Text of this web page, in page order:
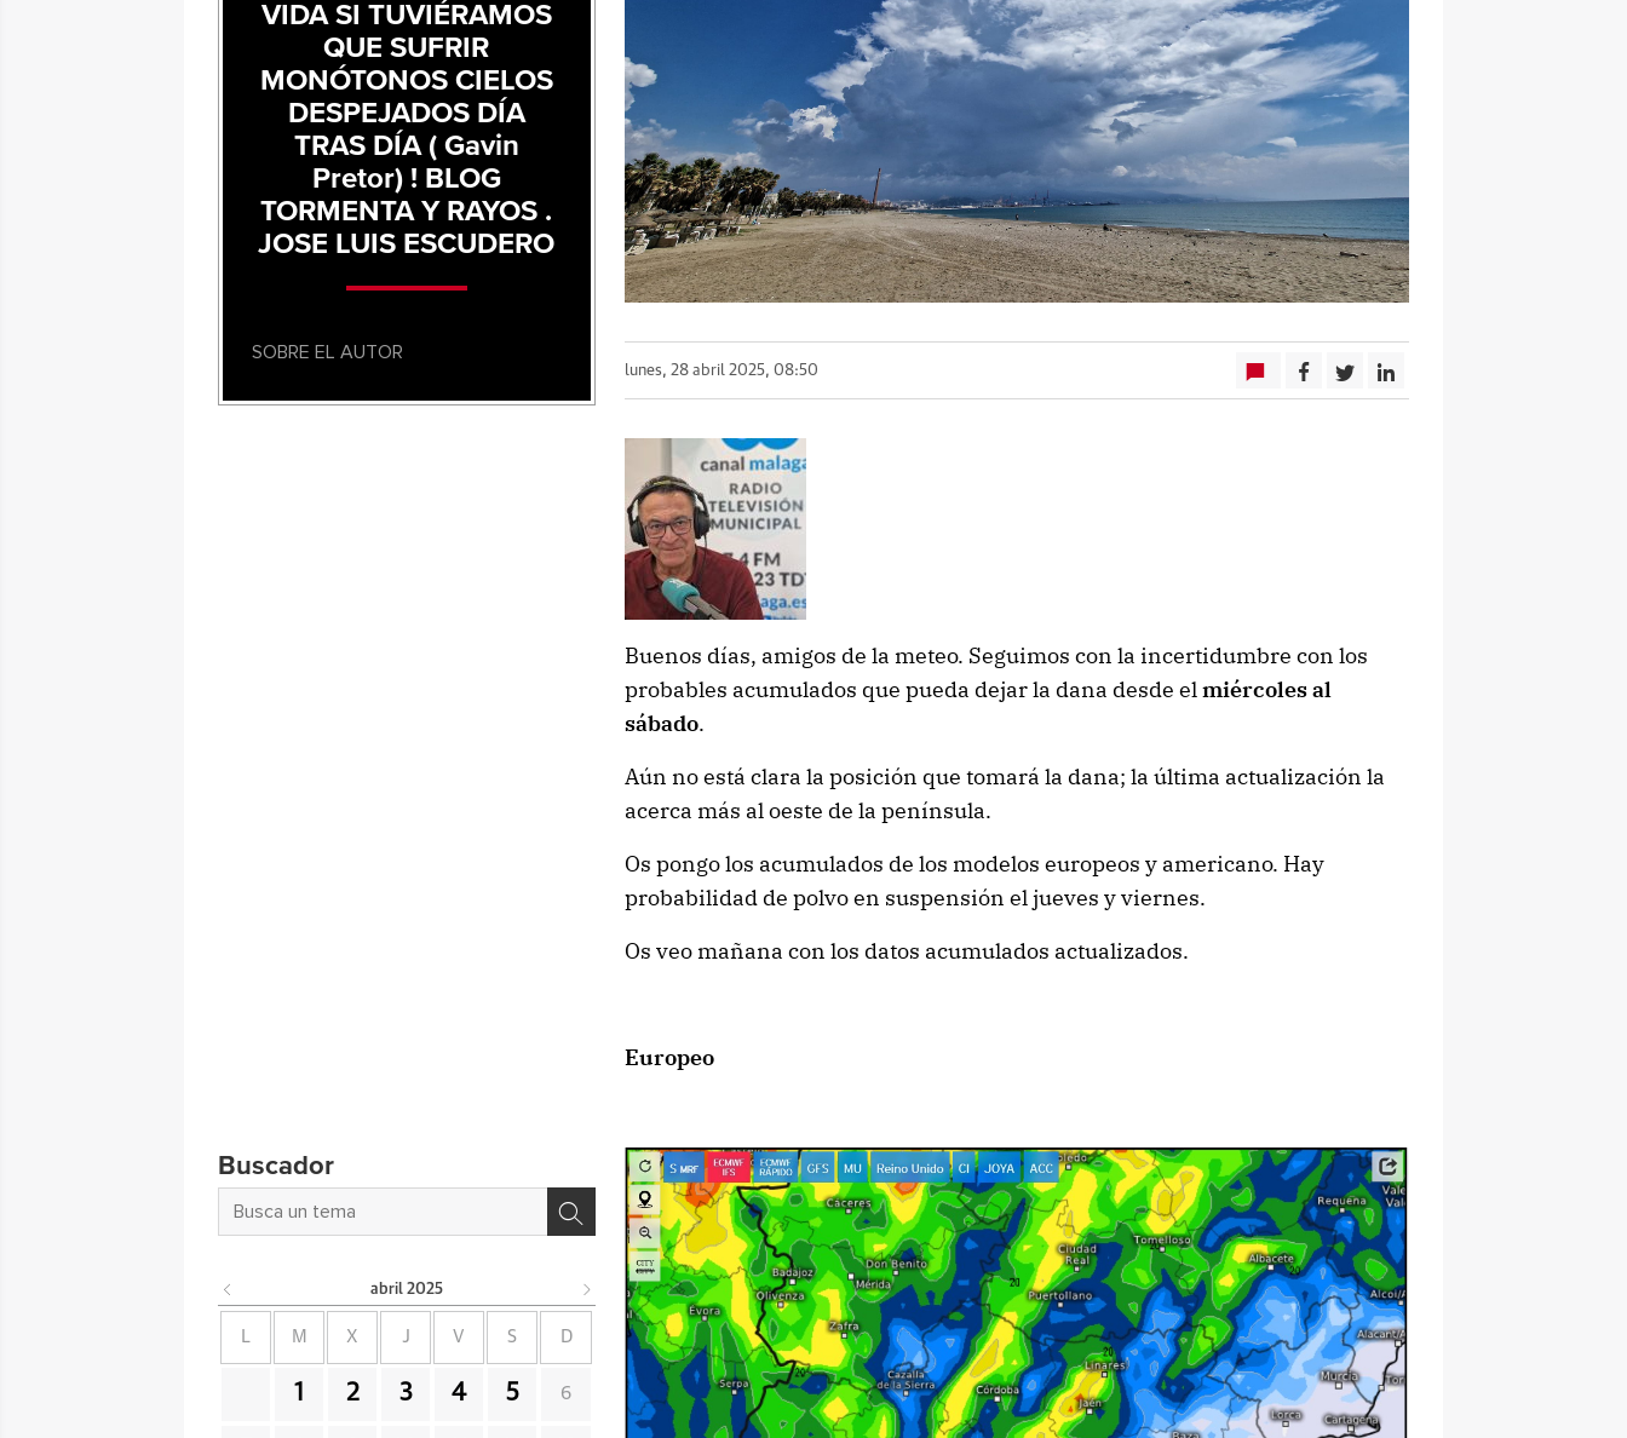
lunes, 28 abril 2025, 08:50
Buenos días, amigos de la meteo. Seguimos con la incertidumbre con los
probables acumulados que pueda dejar la dana desde elmiércoles al
sábado.
Aún no está clara la posición que tomará la dana; la última actualización la
acerca más al oeste de la península.
Os pongo los acumulados de los modelos europeos y americano. Hay
probabilidad de polvo en suspensión el jueves y viernes.
Os veo mañana con los datos acumulados actualizados.
Europeo
VIDA SI TUVIÉRAMOS
QUE SUFRIR
MONÓTONOS CIELOS
DESPEJADOS DÍA
TRAS DÍA ( Gavin
Pretor) ! BLOG
TORMENTA Y RAYOS .
JOSE LUIS ESCUDERO
SOBRE EL AUTOR
Buscador
abril 2025
L M X J V S D
1 2 3 4 5 6